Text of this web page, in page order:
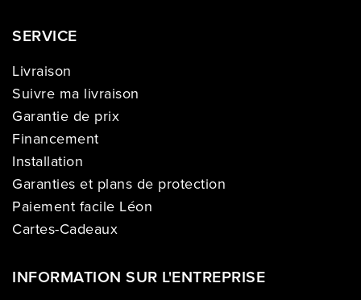
SERVICE
Livraison
Suivre ma livraison
Garantie de prix
Financement
Installation
Garanties et plans de protection
Paiement facile Léon
Cartes-Cadeaux
INFORMATION SUR L'ENTREPRISE